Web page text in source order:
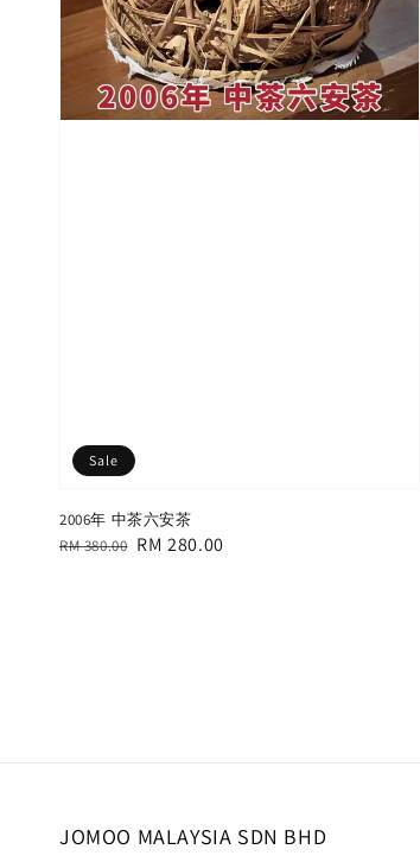
Sale
2006年 中茶六安茶
Regular
RM 380.00 Sale
RM 280.00
JOMOO MALAYSIA SDN BHD